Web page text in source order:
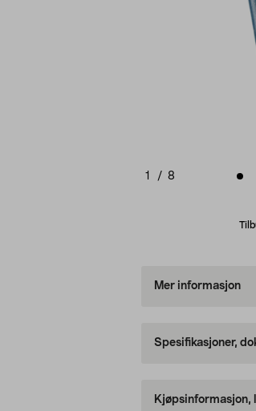
1 / 8
Mer informasjon
Spesifikasjoner,
Kjøpsinformasjon,